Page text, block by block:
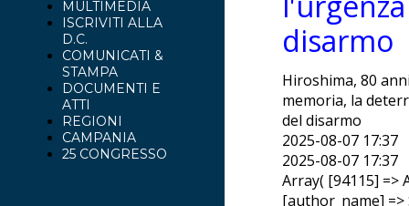
disarmo
Hiroshima, 80
memoria, la
del disarmo
2025-08-07 17:37
2025-08-07 17:37
Array( [94115] =>
[author_name]
MULTIMEDIA
ISCRIVITI ALLA
D.C.
COMUNICATI &
STAMPA
DOCUMENTI E
ATTI
REGIONI
CAMPANIA
25 CONGRESSO